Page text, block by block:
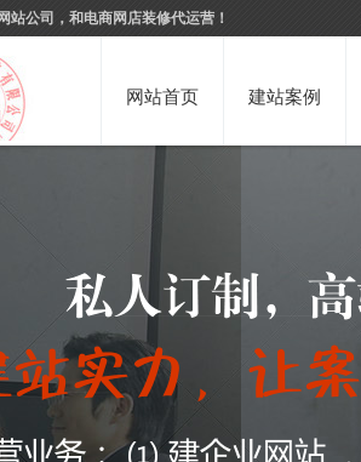
公司，和电商网店装修代运营！
网站首页 建站案例